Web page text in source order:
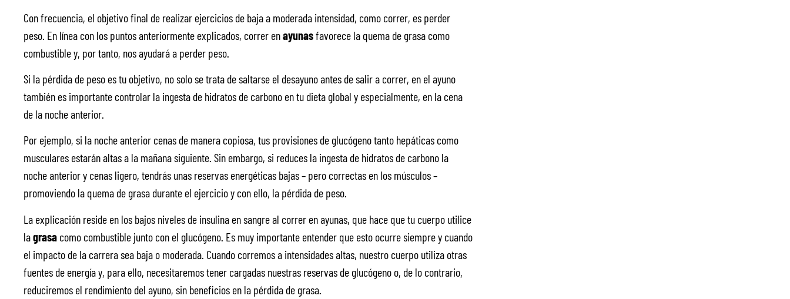
Con frecuencia, el objetivo final de realizar ejercicios de baja a moderada intensidad, como correr, es perder
peso. En línea con los puntos anteriormente explicados, correr enayunasfavorece la quema de grasa como
combustible y, por tanto, nos ayudará a perder peso.
Si la pérdida de peso es tu objetivo, no solo se trata de saltarse el desayuno antes de salir a correr, en el ayuno
también es importante controlar la ingesta de hidratos de carbono en tu dieta global y especialmente, en la cena
de la noche anterior.
Por ejemplo, si la noche anterior cenas de manera copiosa, tus provisiones de glucógeno tanto hepáticas como
musculares estarán altas a la mañana siguiente. Sin embargo, si reduces la ingesta de hidratos de carbono la
noche anterior y cenas ligero, tendrás unas reservas energéticas bajas – pero correctas en los músculos –
promoviendo la quema de grasa durante el ejercicio y con ello, la pérdida de peso.
La explicación reside en los bajos niveles de insulina en sangre al correr en ayunas, que hace que tu cuerpo utilice
lagrasa como combustible junto con el glucógeno. Es muy importante entender que esto ocurre siempre y cuando
el impacto de la carrera sea baja o moderada. Cuando corremos a intensidades altas, nuestro cuerpo utiliza otras
fuentes de energía y, para ello, necesitaremos tener cargadas nuestras reservas de glucógeno o, de lo contrario,
reduciremos el rendimiento del ayuno, sin beneficios en la pérdida de grasa.